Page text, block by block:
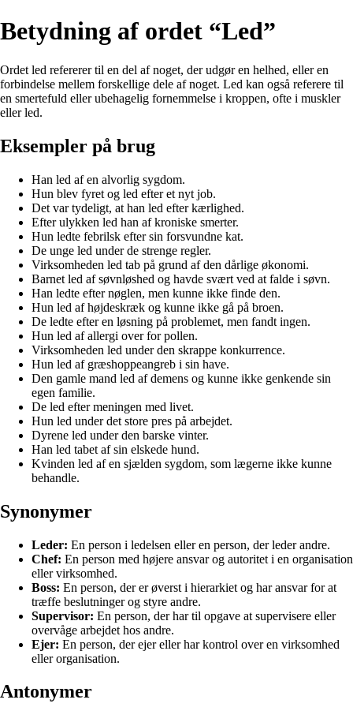
Betydning af ordet “Led”
Ordet led refererer til en del af noget, der udgør en helhed, eller en
forbindelse mellem forskellige dele af noget. Led kan også referere til
en smertefuld eller ubehagelig fornemmelse i kroppen, ofte i muskler
eller led.
Eksempler på brug
Han led af en alvorlig sygdom.
Hun blev fyret og led efter et nyt job.
Det var tydeligt, at han led efter kærlighed.
Efter ulykken led han af kroniske smerter.
Hun ledte febrilsk efter sin forsvundne kat.
De unge led under de strenge regler.
Virksomheden led tab på grund af den dårlige økonomi.
Barnet led af søvnløshed og havde svært ved at falde i søvn.
Han ledte efter nøglen, men kunne ikke finde den.
Hun led af højdeskræk og kunne ikke gå på broen.
De ledte efter en løsning på problemet, men fandt ingen.
Hun led af allergi over for pollen.
Virksomheden led under den skrappe konkurrence.
Hun led af græshoppeangreb i sin have.
Den gamle mand led af demens og kunne ikke genkende sin
egen familie.
De led efter meningen med livet.
Hun led under det store pres på arbejdet.
Dyrene led under den barske vinter.
Han led tabet af sin elskede hund.
Kvinden led af en sjælden sygdom, som lægerne ikke kunne
behandle.
Synonymer
Leder: En person i ledelsen eller en person, der leder andre.
Chef: En person med højere ansvar og autoritet i en organisation
eller virksomhed.
Boss: En person, der er øverst i hierarkiet og har ansvar for at
træffe beslutninger og styre andre.
Supervisor: En person, der har til opgave at supervisere eller
overvåge arbejdet hos andre.
Ejer: En person, der ejer eller har kontrol over en virksomhed
eller organisation.
Antonymer